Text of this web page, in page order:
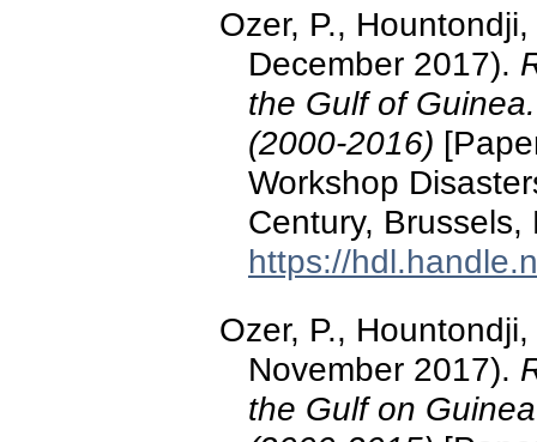
Ozer, P.,
December 2017).
the Gulf of
(2000-2016)
Workshop
Century, Brussels,
https://
Ozer, P.,
November 2017).
the Gulf on